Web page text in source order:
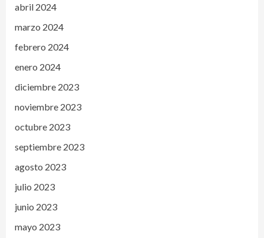
abril 2024
marzo 2024
febrero 2024
enero 2024
diciembre 2023
noviembre 2023
octubre 2023
septiembre 2023
agosto 2023
julio 2023
junio 2023
mayo 2023